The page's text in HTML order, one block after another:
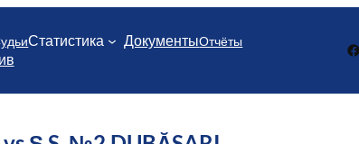
Статистика ДокументыОтчёты
Facebook